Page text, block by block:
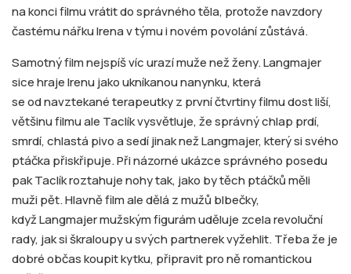
na konci filmu vrátit do správného těla, protože navzdory
častému nářku Irena v týmu i novém povolání zůstává.
Samotný film nejspíš víc urazí muže než ženy. Langmajer
sice hraje Irenu jako ukníkanou nanynku, která
se od navztekané terapeutky z první čtvrtiny filmu dost liší,
většinu filmu ale Taclík vysvětluje, že správný chlap prdí,
smrdí, chlastá pivo a sedí jinak než Langmajer, který si svého
ptáčka přiskřipuje. Při názorné ukázce správného posedu
pak Taclík roztahuje nohy tak, jako by těch ptáčků měli
muži pět. Hlavně film ale dělá z mužů blbečky,
když Langmajer mužským figurám uděluje zcela revoluční
rady, jak si škraloupy u svých partnerek vyžehlit. Třeba že je
dobré občas koupit kytku, připravit pro ně romantickou